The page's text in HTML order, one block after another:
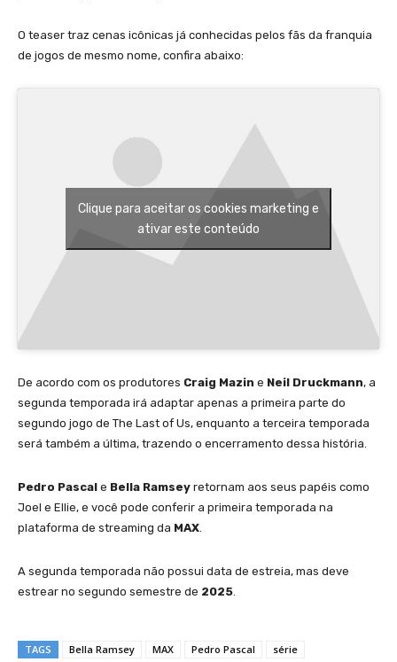
O teaser traz cenas icônicas já conhecidas pelos fãs da franquia
de jogos de mesmo nome, confira abaixo:
Clique para aceitar os cookies marketing e
ativar este conteúdo
De acordo com os produtores Craig Mazin e Neil Druckmann, a
segunda temporada irá adaptar apenas a primeira parte do
segundo jogo de The Last of Us, enquanto a terceira temporada
será também a última, trazendo o encerramento dessa história.
Pedro Pascal e Bella Ramsey retornam aos seus papéis como
Joel e Ellie, e você pode conferir a primeira temporada na
plataforma de streaming da MAX
A segunda temporada não possui data de estreia, mas deve
estrear no segundo semestre de 2025
TAGS Bella Ramsey MAX Pedro Pascal
série